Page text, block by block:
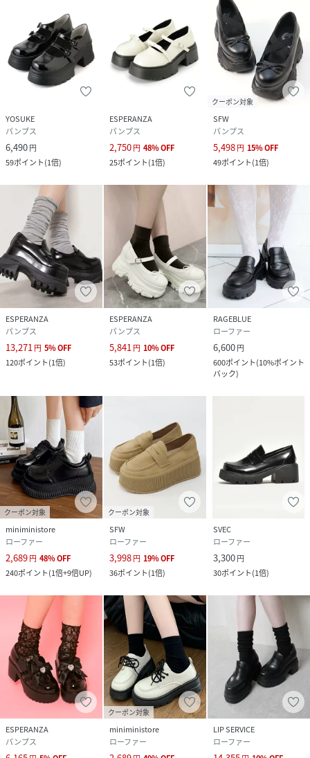
YOSUKE
パンプス
6,490円
59ポイント(1倍)
ESPERANZA
パンプス
2,750円 48%OFF
25ポイント(1倍)
クーポン対象
SFW
パンプス
5,498円 15%OFF
49ポイント(1倍)
ESPERANZA
パンプス
13,271 円 5%OFF
120ポイント(1倍)
ESPERANZA
パンプス
5,841 円 10%OFF
53ポイント(1倍)
RAGEBLUE
ローファー
6,600円
600ポイント(10%ポイント
バック)
クーポン対象
miniministore
ローファー
2,689円 48%OFF
240ポイント(1倍+9倍UP)
クーポン対象
SFW
ローファー
3,998円 19%OFF
36ポイント(1倍)
SVEC
ローファー
3,300円
30ポイント(1倍)
ESPERANZA
パンプス
クーポン対象
miniministore
ローファー
LIP SERVICE
ローファー